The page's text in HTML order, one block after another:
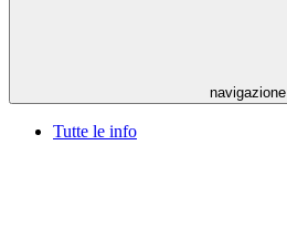
navigazione
Tutte le info